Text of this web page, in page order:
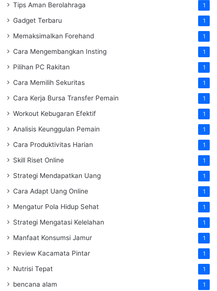
Tips Aman Berolahraga 1
Gadget Terbaru 1
Memaksimalkan Forehand 1
Cara Mengembangkan Insting 1
Pilihan PC Rakitan 1
Cara Memilih Sekuritas 1
Cara Kerja Bursa Transfer Pemain 1
Workout Kebugaran Efektif 1
Analisis Keunggulan Pemain 1
Cara Produktivitas Harian 1
Skill Riset Online 1
Strategi Mendapatkan Uang 1
Cara Adapt Uang Online 1
Mengatur Pola Hidup Sehat 1
Strategi Mengatasi Kelelahan 1
Manfaat Konsumsi Jamur 1
Review Kacamata Pintar 1
Nutrisi Tepat 1
bencana alam 1